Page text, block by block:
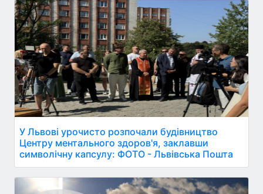
У Львові урочисто розпочали будівництво
Центру ментального здоров'я, заклавши
символічну капсулу: ФОТО - Львівська Пошта